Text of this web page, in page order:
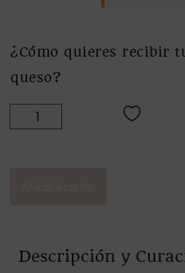
¿Cómo quieres recibir
queso?
QUESO DE OVEJA TIERNO
Descripción y